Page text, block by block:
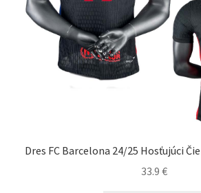
Dres FC Barcelona 24/25 Hosťujúci
33.9 €